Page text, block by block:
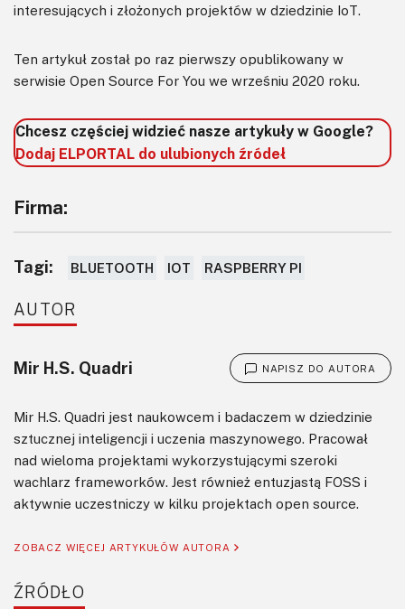
interesujących i złożonych projektów w dziedzinie IoT.
Ten artykuł został po raz pierwszy opublikowany w
serwisie Open Source For You we wrześniu 2020 roku.
Chcesz częściej widzieć nasze artykuły w Google?
Dodaj ELPORTAL do ulubionych źródeł
Firma:
Tagi: BLUETOOTH IOT RASPBERRY PI
AUTOR
Mir H.S. Quadri NAPISZ DO AUTORA
Mir H.S. Quadri jest naukowcem i badaczem w dziedzinie
sztucznej inteligencji i uczenia maszynowego. Pracował
nad wieloma projektami wykorzystującymi szeroki
wachlarz frameworków. Jest również entuzjastą FOSS i
aktywnie uczestniczy w kilku projektach open source.
ZOBACZ WIĘCEJ ARTYKUŁÓW AUTORA
ŹRÓDŁO